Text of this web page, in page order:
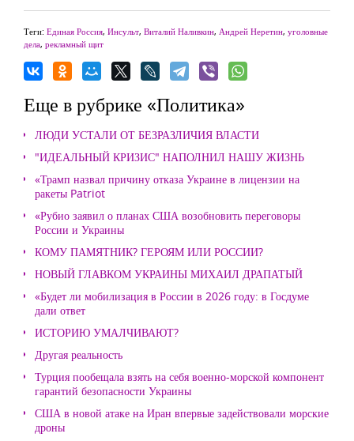
Теги: Единая Россия, Инсульт, Виталий Наливкин, Андрей Неретин, уголовные
дела, рекламный щит
Еще в рубрике «Политика»
ЛЮДИ УСТАЛИ ОТ БЕЗРАЗЛИЧИЯ ВЛАСТИ
"ИДЕАЛЬНЫЙ КРИЗИС" НАПОЛНИЛ НАШУ ЖИЗНЬ
«Трамп назвал причину отказа Украине в лицензии на
ракеты Patriot
«Рубио заявил о планах США возобновить переговоры
России и Украины
КОМУ ПАМЯТНИК? ГЕРОЯМ ИЛИ РОССИИ?
НОВЫЙ ГЛАВКОМ УКРАИНЫ МИХАИЛ ДРАПАТЫЙ
«Будет ли мобилизация в России в 2026 году: в Госдуме
дали ответ
ИСТОРИЮ УМАЛЧИВАЮТ?
Другая реальность
Турция пообещала взять на себя военно-морской компонент
гарантий безопасности Украины
США в новой атаке на Иран впервые задействовали морские
дроны